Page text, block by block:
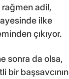
adil,
ilke
çıkıyor.
sonra da olsa,
bir başsavcının